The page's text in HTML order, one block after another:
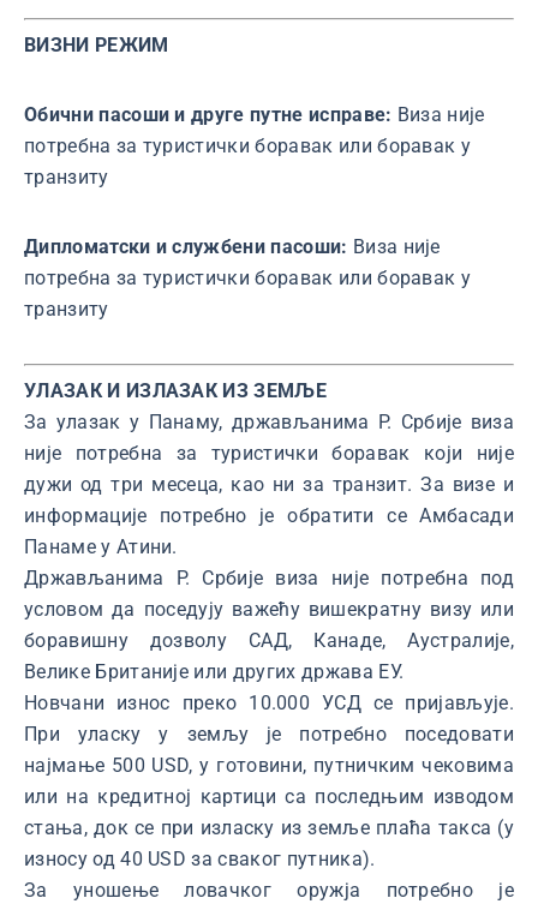
ВИЗНИ РЕЖИМ
Обични пасоши и друге путне исправе: Виза није
потребна за туристички боравак или боравак у
транзиту
Дипломатски и службени пасоши: Виза није
потребна за туристички боравак или боравак у
транзиту
УЛАЗАК И ИЗЛАЗАК ИЗ ЗЕМЉЕ
За улазак у Панаму, држављанима Р. Србије виза
није потребна за туристички боравак који није
дужи од три месеца, као ни за транзит. За визе и
информације потребно је обратити се Амбасади
Панаме у Атини.
Држављанима Р. Србије виза није потребна под
условом да поседују важећу вишекратну визу или
боравишну дозволу САД, Канаде, Аустралије,
Велике Британије или других држава ЕУ.
Новчани износ преко 10.000 УСД се пријављује.
При уласку у земљу је потребно поседовати
најмање 500 USD, у готовини, путничким чековима
или на кредитној картици са последњим изводом
стања, док се при изласку из земље плаћа такса (у
износу од 40 USD за сваког путника).
За уношење ловачког оружја потребно је